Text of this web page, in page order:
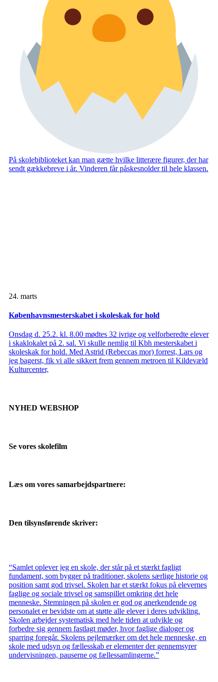
På skolebiblioteket kan man gætte hvilke litterære figurer, der har
sendt gækkebreve i år. Vinderen får påskesnolder til hele klassen.
24. marts
Københavnsmesterskabet i skoleskak for hold
Onsdag d. 25.2. kl. 8.00 mødtes 32 ivrige og velforberedte elever
i skaklokalet på 2. sal. Vi skulle nemlig til Kbh mesterskabet i
skoleskak for hold. Med Astrid (Rebeccas mor) forrest, Lars og
jeg bagerst, fik vi alle sikkert frem gennem metroen til Kildevæld
Kulturcenter,
NYHED WEBSHOP
Se vores skolefilm
Læs om vores samarbejdspartnere:
Den tilsynsførende skriver:
“Samlet oplever jeg en skole, der står på et stærkt fagligt
fundament, som bygger på traditioner, skolens særlige historie og
position samt god trivsel. Skolen har et stærkt fokus på elevernes
faglige og sociale trivsel og samspillet omkring det hele
menneske. Stemningen på skolen er god og anerkendende og
personalet er bevidste om at støtte alle elever i deres udvikling.
Skolen arbejder systematisk med hele tiden at udvikle og
forbedre sig gennem fastlagt møder, hvor faglige dialoger og
sparring foregår. Skolens pejlemærker om det hele menneske, en
skole med udsyn og fællesskab er elementer der gennemsyrer
undervisningen, pauserne og fællessamlingerne.”